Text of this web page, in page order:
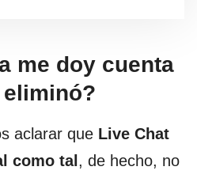
me doy cuenta
aclarar que Live Chat
como tal , de hecho, no